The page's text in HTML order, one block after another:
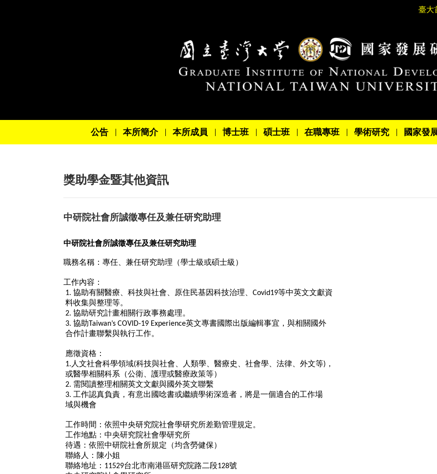
臺大
公告 本所簡介 本所成員 博士班 碩士班 在職專班 學術研究 國家發
獎助學金暨其他資訊
中研院社會所誠徵專任及兼任研究助理
中研院社會所誠徵專任及兼任研究助理
職務名稱：專任、兼任研究助理（學士級或碩士級）
工作內容：
1. 協助有關醫療、科技與社會、原住民基因科技治理、 Covid19等中英文文獻資
料收集與整理等。
2. 協助研究計畫相關行政事務處理。
3. 協助Taiwan’s COVID-19 Experience英文專書國際出版編輯事宜，與相關國外
合作計畫聯繫與執行工作。
應徵資格：
1. 人文社會科學領域(科技與社會、人類學、醫療史、社會學、法律、外文等) ，
或醫學相關科系（公衛、護理或醫療政策等）
2. 需閱讀整理相關英文文獻與國外英文聯繫
3. 工作認真負責，有意出國唸書或繼續學術深造者，將是一個適合的工作場
域與機會
工作時間：依照中央研究院社會學研究所差勤管理規定。
工作地點：中央研究院社會學研究所
待遇：依照中研院社會所規定（均含勞健保）
聯絡人：陳小姐
聯絡地址： 11529台北市南港區研究院路二段128號